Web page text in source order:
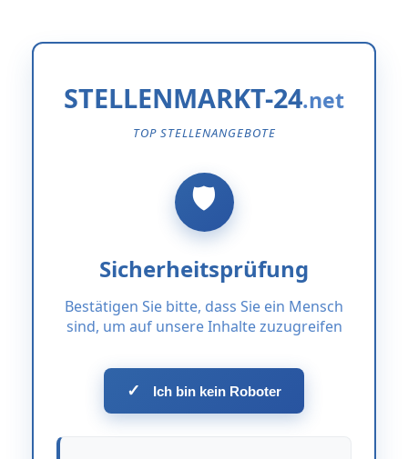
STELLENMARKT-24
TOP STELLENANGEBOTE
Sicherheitsprüfung
Bestätigen Sie bitte, dass Sie ein Mensch
sind, um auf unsere Inhalte zuzugreifen
✓ Ich bin kein Roboter